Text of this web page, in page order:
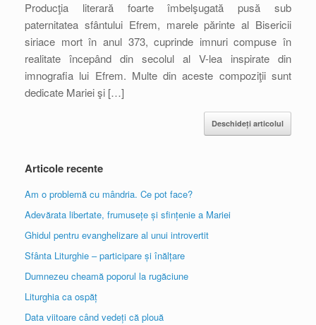
Producţia literară foarte îmbelşugată pusă sub
paternitatea sfântului Efrem, marele părinte al Bisericii
siriace mort în anul 373, cuprinde imnuri compuse în
realitate începând din secolul al V-lea inspirate din
imnografia lui Efrem. Multe din aceste compoziţii sunt
dedicate Mariei şi […]
Deschideți articolul
Articole recente
Am o problemă cu mândria. Ce pot face?
Adevărata libertate, frumusețe și sfințenie a Mariei
Ghidul pentru evanghelizare al unui introvertit
Sfânta Liturghie – participare și înălțare
Dumnezeu cheamă poporul la rugăciune
Liturghia ca ospăț
Data viitoare când vedeți că plouă